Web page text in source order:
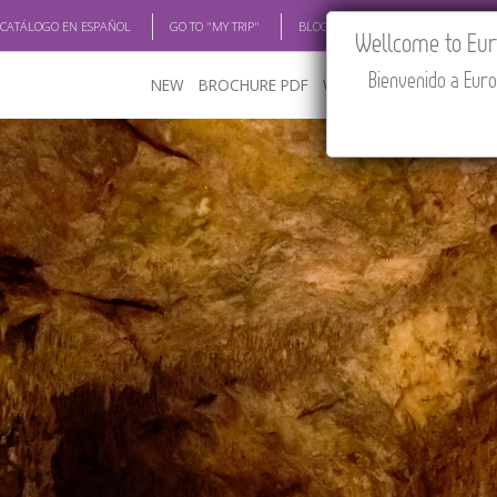
EN ESPAÑOL GO TO "MY TRIP" BLOG
NEW BROCHURE PDF WHERE TO BUY
Wellcome to
Bienvenido a